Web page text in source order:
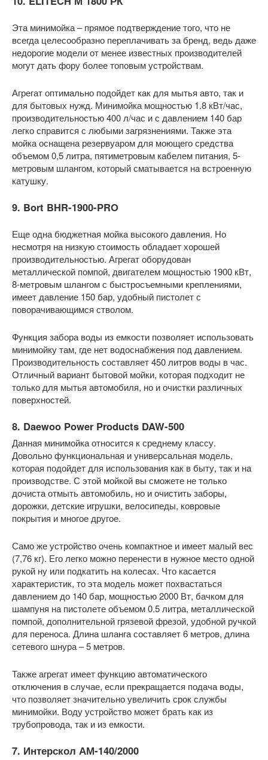
Эта минимойка – прямое подтверждение того, что не
всегда целесообразно переплачивать за бренд, ведь даже
недорогие модели от менее известных производителей
могут дать фору более топовым устройствам.
Агрегат оптимально подойдет как для мытья авто, так и
для бытовых нужд. Минимойка мощностью 1.8 кВт/час,
производительностью 400 л/час и с давлением 140 бар
легко справится с любыми загрязнениями. Также эта
мойка оснащена резервуаром для моющего средства
объемом 0,5 литра, пятиметровым кабелем питания, 5-
метровым шлангом, который сматывается на встроенную
катушку.
9. Bort BHR-1900-PRO
Еще одна бюджетная мойка высокого давления. Но
несмотря на низкую стоимость обладает хорошей
производительностью. Агрегат оборудован
металлической помпой, двигателем мощностью 1900 кВт,
8-метровым шлангом с быстросъемными креплениями,
имеет давление 150 бар, удобный пистолет с
поворачивающимся стволом.
Функция забора воды из емкости позволяет использовать
минимойку там, где нет водоснабжения под давлением.
Производительность составляет 450 литров воды в час.
Отличный вариант бытовой мойки, которая подходит не
только для мытья автомобиля, но и очистки различных
поверхностей.
8. Daewoo Power Products DAW-500
Данная минимойка относится к среднему классу.
Довольно функциональная и универсальная модель,
которая подойдет для использования как в быту, так и на
производстве. С этой мойкой вы сможете не только
дочиста отмыть автомобиль, но и очистить заборы,
дорожки, детские игрушки, велосипеды, ковровые
покрытия и многое другое.
Само же устройство очень компактное и имеет малый вес
(7,76 кг). Его легко можно перенести в нужное место одной
рукой ну или подкатить на колесах. Что касается
характеристик, то эта модель может похвастаться
давлением до 140 бар, мощностью 2000 Вт, бачком для
шампуня на пистолете объемом 0.5 литра, металлической
помпой, дополнительной грязевой фрезой, удобной ручкой
для переноса. Длина шланга составляет 6 метров, длина
сетевого шнура – 5 метров.
Также агрегат имеет функцию автоматического
отключения в случае, если прекращается подача воды,
что позволяет значительно увеличить срок службы
минимойки. Воду устройство может брать как из
трубопровода, так и из емкости.
7. Интерскол АМ-140/2000